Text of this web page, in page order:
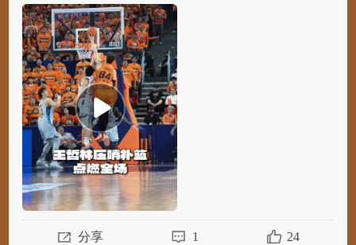
#CBA##CBA总决赛#@上海久事大鲨鱼官方微
博 球员@王哲林Change 半场压哨补篮，点燃全
场！#上海男篮vs广厦男篮#
分享 1 24